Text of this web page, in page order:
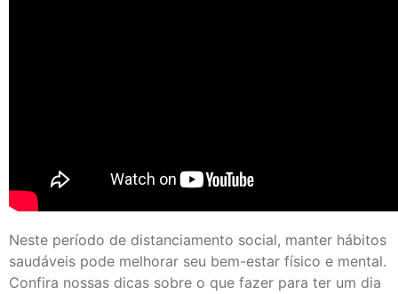
Neste período de distanciamento social, manter hábitos
saudáveis pode melhorar seu bem-estar físico e mental.
Confira nossas dicas sobre o que fazer para ter um dia